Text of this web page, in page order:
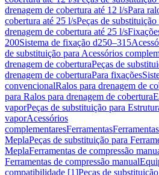
drenagem de cobertura até 12 l/sPara
cobertura até 25 l/sPeças de
drenagem de cobertura até 25 l/s
200Sistema de fixação d250–315
de substituição para Acessórios
drenagem de coberturaPeças de
drenagem de coberturaPara fixações
convencionalRalos para drenagem de
para Ralos para drenagem de cobertura
vaporPeças de substituição para
vaporAcessórios
complementaresFerramentasFerramentas
MeplaPeças de substituição para
MeplaFerramentas de compressão
Ferramentas de compressão manual
compatibilidade [1]Peças de